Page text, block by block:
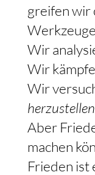
greifen wir
Wir
Wir
Wir
herzustellen
Aber
machen
Frieden ist